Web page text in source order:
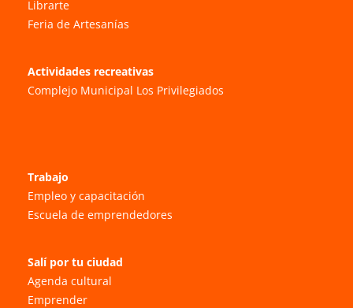
Librarte
Feria de Artesanías
Actividades recreativas
Complejo Municipal Los Privilegiados
Trabajo
Empleo y capacitación
Escuela de emprendedores
Salí por tu ciudad
Agenda cultural
Emprender